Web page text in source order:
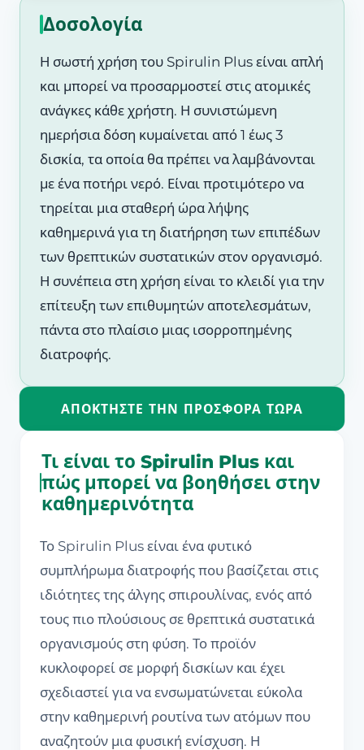
Δοσολογία
Η σωστή χρήση του Spirulin Plus είναι απλή
και μπορεί να προσαρμοστεί στις ατομικές
ανάγκες κάθε χρήστη. Η συνιστώμενη
ημερήσια δόση κυμαίνεται από 1 έως 3
δισκία, τα οποία θα πρέπει να λαμβάνονται
με ένα ποτήρι νερό. Είναι προτιμότερο να
τηρείται μια σταθερή ώρα λήψης
καθημερινά για τη διατήρηση των επιπέδων
των θρεπτικών συστατικών στον οργανισμό.
Η συνέπεια στη χρήση είναι το κλειδί για την
επίτευξη των επιθυμητών αποτελεσμάτων,
πάντα στο πλαίσιο μιας ισορροπημένης
διατροφής.
ΑΠΟΚΤΉΣΤΕ ΤΗΝ ΠΡΟΣΦΟΡΆ ΤΏΡΑ
Τι είναι το Spirulin Plus και
πώς μπορεί να βοηθήσει στην
καθημερινότητα
Το Spirulin Plus είναι ένα φυτικό
συμπλήρωμα διατροφής που βασίζεται στις
ιδιότητες της άλγης σπιρουλίνας, ενός από
τους πιο πλούσιους σε θρεπτικά συστατικά
οργανισμούς στη φύση. Το προϊόν
κυκλοφορεί σε μορφή δισκίων και έχει
σχεδιαστεί για να ενσωματώνεται εύκολα
στην καθημερινή ρουτίνα των ατόμων που
αναζητούν μια φυσική ενίσχυση. Η